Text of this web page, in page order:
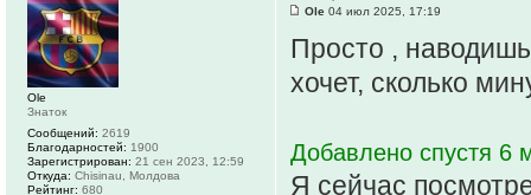
Ole 04 июл 2025, 17:19
Просто ,
хочет, сколько
Добавлено спустя 6
Я сейчас
Ole
Знаток
Сообщений: 2619
Благодарностей: 1900
Зарегистрирован: 21 сен 2023, 12:59
Откуда: Chisinau, Молдова
Рейтинг: 680